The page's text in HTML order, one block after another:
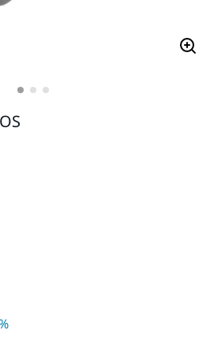
mit USt. 19 %